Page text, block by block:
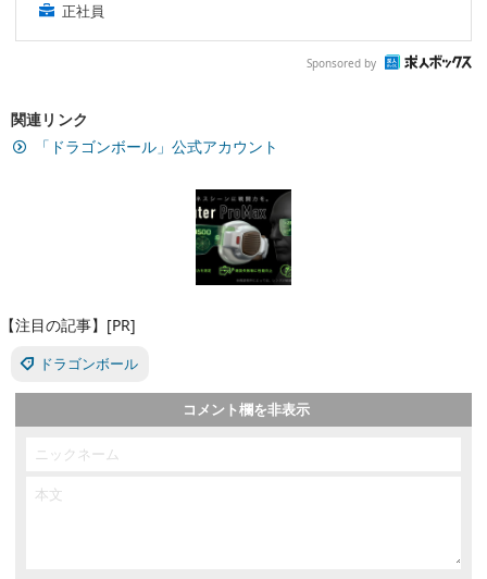
正社員
Sponsored by
関連リンク
「ドラゴンボール」公式アカウント
【注目の記事】[PR]
ドラゴンボール
コメント欄を非表示